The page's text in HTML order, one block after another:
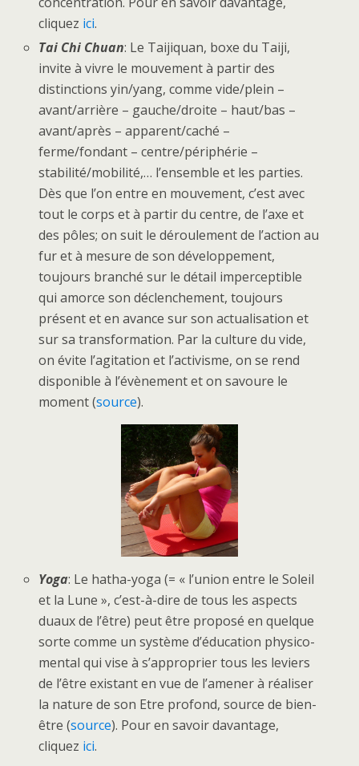
cliquez ici.
Tai Chi Chuan: Le Taijiquan, boxe du Taiji,
invite à vivre le mouvement à partir des
distinctions yin/yang, comme vide/plein –
avant/arrière – gauche/droite – haut/bas –
avant/après – apparent/caché –
ferme/fondant – centre/périphérie –
stabilité/mobilité,… l’ensemble et les parties.
Dès que l’on entre en mouvement, c’est avec
tout le corps et à partir du centre, de l’axe et
des pôles; on suit le déroulement de l’action au
fur et à mesure de son développement,
toujours branché sur le détail imperceptible
qui amorce son déclenchement, toujours
présent et en avance sur son actualisation et
sur sa transformation. Par la culture du vide,
on évite l’agitation et l’activisme, on se rend
disponible à l’évènement et on savoure le
moment (source).
Yoga: Le hatha-yoga (= « l’union entre le Soleil
et la Lune », c’est-à-dire de tous les aspects
duaux de l’être) peut être proposé en quelque
sorte comme un système d’éducation physico-
mental qui vise à s’approprier tous les leviers
de l’être existant en vue de l’amener à réaliser
la nature de son Etre profond, source de bien-
être (source). Pour en savoir davantage,
cliquez ici.